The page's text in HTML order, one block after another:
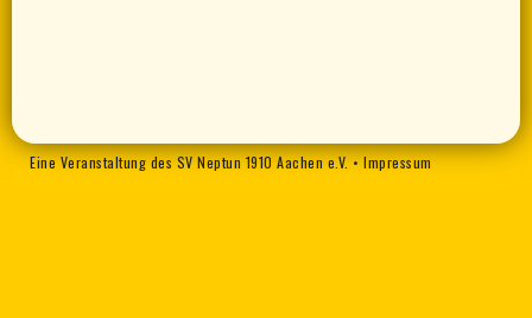
Eine Veranstaltung des SV Neptun 1910 Aachen e.V.•Impressum